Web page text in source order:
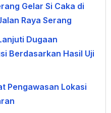
Gelar Si Caka di
Raya Serang
Dugaan
Berdasarkan Hasil Uji
Pengawasan Lokasi